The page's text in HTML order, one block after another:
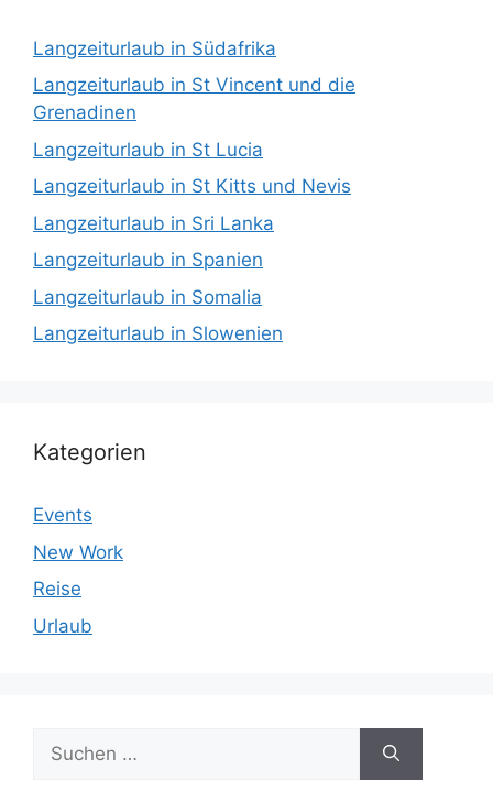
Langzeiturlaub in Südafrika
Langzeiturlaub in St Vincent und die
Grenadinen
Langzeiturlaub in St Lucia
Langzeiturlaub in St Kitts und Nevis
Langzeiturlaub in Sri Lanka
Langzeiturlaub in Spanien
Langzeiturlaub in Somalia
Langzeiturlaub in Slowenien
Kategorien
Events
New Work
Reise
Urlaub
nach: